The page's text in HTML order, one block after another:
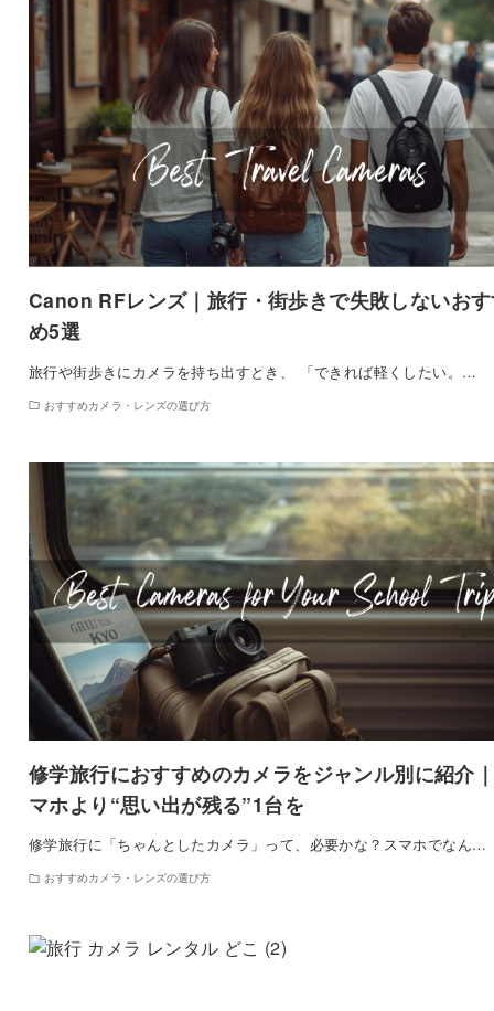
Canon RFレンズ｜旅行・街歩きで失敗しないお
め5選
旅行や街歩きにカメラを持ち出すとき、 「できれば軽くしたい。…
おすすめカメラ・レンズの選び方
修学旅行におすすめのカメラをジャンル別に紹介
マホより“思い出が残る”1台を
修学旅行に「ちゃんとしたカメラ」って、必要かな？スマホでなん…
おすすめカメラ・レンズの選び方